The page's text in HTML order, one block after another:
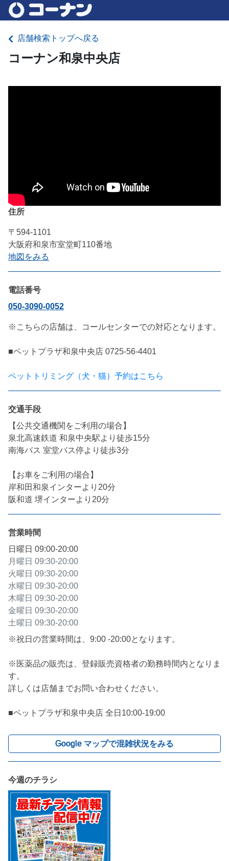
店舗検索トップへ戻る
コーナン和泉中央店
住所
〒594-1101
大阪府和泉市室堂町110番地
地図をみる
電話番号
050-3090-0052
※こちらの店舗は、コールセンターでの対応となります。
■ペットプラザ和泉中央店 0725-56-4401
ペットトリミング（犬・猫）予約はこちら
交通手段
【公共交通機関をご利用の場合】
泉北高速鉄道 和泉中央駅より徒歩15分
南海バス 室堂バス停より徒歩3分
【お車をご利用の場合】
岸和田和泉インターより20分
阪和道 堺インターより20分
営業時間
日曜日 09:00-20:00
月曜日 09:30-20:00
火曜日 09:30-20:00
水曜日 09:30-20:00
木曜日 09:30-20:00
金曜日 09:30-20:00
土曜日 09:30-20:00
※祝日の営業時間は、9:00 -20:00となります。
※医薬品の販売は、登録販売資格者の勤務時間内となりま
す。
詳しくは店舗までお問い合わせください。
■ペットプラザ和泉中央店 全日10:00-19:00
Google マップで混雑状況をみる
今週のチラシ